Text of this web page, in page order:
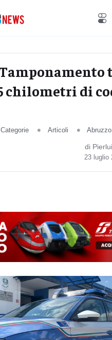
Tamponamento
chilometri di
Categorie Articoli Abruzzo
di
23 luglio